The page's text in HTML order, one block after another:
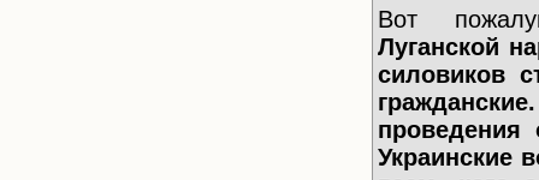
Вот
Луганской
силовиков
Украинские